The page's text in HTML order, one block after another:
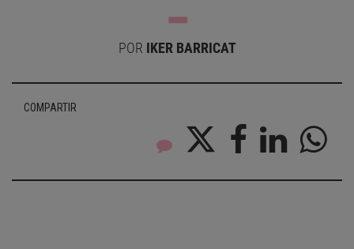
POR IKER BARRICAT
COMPARTIR